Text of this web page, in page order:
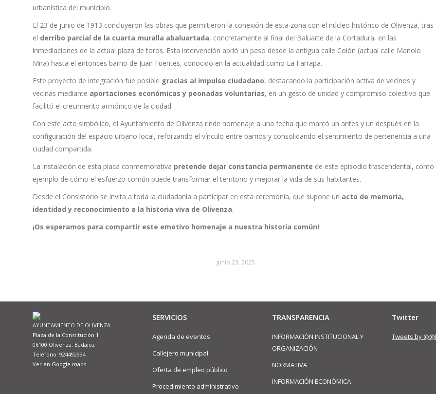
urbanística del municipio.
El 23 de junio de 1913 concluyeron las obras que permitieron la conexión de esta zona con el núcleo histórico de Olivenza, tras
el derribo parcial de la cuarta muralla abaluartada, concretamente al final del Baluarte de la Cortadura, en las
inmediaciones de la actual plaza de toros. Esta intervención abrió un paso desde la antigua calle Colón (actual calle Manolo
Mira) hasta el entonces barrio de Juan Fuentes, conocido en la actualidad como La Farrapa.
Este proyecto de integración fue posible gracias al impulso ciudadano, destacando la participación activa de vecinos y
vecinas mediante aportaciones económicas y peonadas voluntarias, en un gesto de unidad y compromiso colectivo que
facilitó el crecimiento armónico de la ciudad.
Con este acto simbólico, el Ayuntamiento de Olivenza rinde homenaje a una fecha que marcó un antes y un después en la
configuración del espacio urbano local, reforzando el vínculo entre barrios y consolidando el sentimiento de pertenencia a una
ciudad compartida.
La instalación de esta placa conmemorativa pretende dejar constancia permanente de este episodio trascendental, como
ejemplo de cómo el esfuerzo común puede transformar el territorio y mejorar la vida de sus habitantes.
Desde el Consistorio se invita a toda la ciudadanía a participar en esta ceremonia, que supone un acto de memoria,
identidad y reconocimiento a la historia viva de Olivenza.
¡Os esperamos para compartir este emotivo homenaje a nuestra historia común!
junio 23, 2025
AYUNTAMIENTO DE OLIVENZA
Plaza de la Constitución 1
06100 Olivenza, Badajoz
Teléfono: 924492934
Ver en Google maps
SERVICIOS
Agenda de eventos
Callejero municipal
Oferta de empleo público
Procedimiento administrativo
TRANSPARENCIA
INFORMACIÓN INSTITUCIONAL Y
ORGANIZACIÓN
NORMATIVA
INFORMACIÓN ECONÓMICA
Twitter
Tweets by